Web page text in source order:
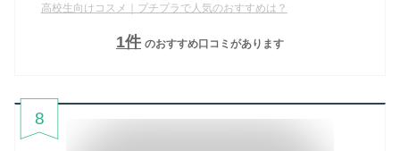
高校生向けコスメ｜プチプラで人気のおすすめは？
1件 のおすすめ口コミがあります
8